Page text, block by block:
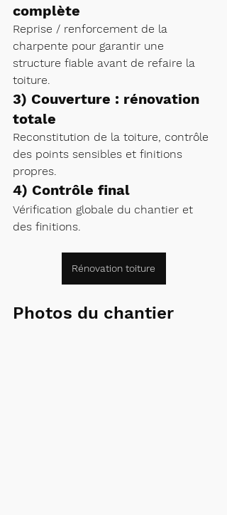
complète
Reprise / renforcement de la
charpente pour garantir une
structure fiable avant de refaire la
toiture.
3) Couverture : rénovation
totale
Reconstitution de la toiture, contrôle
des points sensibles et finitions
propres.
4) Contrôle final
Vérification globale du chantier et
des finitions.
Rénovation toiture
Photos du chantier